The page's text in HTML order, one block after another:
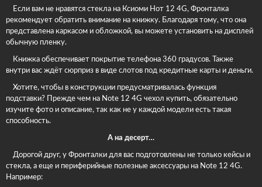
Если вам не нравятся стекла на Ксиоми Нот 12 4G, Фронталка
рекомендует обратить внимание на книжку. Благодаря тому, что она
представлена каркасом и обложкой, вы можете установить на дисплей
обычную пленку.
Книжка обеспечивает покрытие телефона 360 градусов. Также
внутри вас ждёт сюрприз в виде слотов под кредитные карты и деньги.
Хотите, чтобы в конструкции предусматривалась функция
подставки? Прежде чем на Note 12 4G чехол купить, обязательно
изучите фото и описание, так как не у каждой модели есть такая
способность.
А на десерт…
Дорогой друг, у Фронталки для вас подготовлены не только кейсы и
стекла, а еще и периферийные полезные аксессуары на Note 12 4G.
Например: